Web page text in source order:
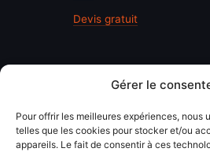
Gérer le
Pour offrir les meilleures expériences, nous
telles que les cookies pour stocker et/ou
appareils. Le fait de consentir à ces
Devis gratuit
LÉGAL
Mentions légales